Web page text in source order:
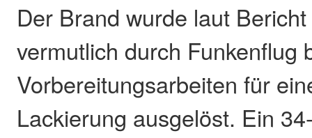
Der Brand wurde laut
vermutlich durch Funkenflug
Vorbereitungsarbeiten für
Lackierung ausgelöst. Ein